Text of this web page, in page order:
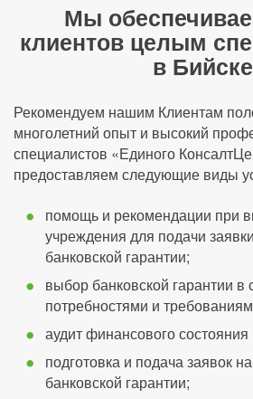
Мы
клиентов целым
в Бийске
Рекомендуем нашим Клиентам
многолетний опыт и высокий
специалистов «Единого
предоставляем следующие виды
помощь и рекомендации при
учреждения для подачи
банковской гарантии;
выбор банковской гарантии в
потребностями и
аудит финансового
подготовка и подача заявок
банковской гарантии;